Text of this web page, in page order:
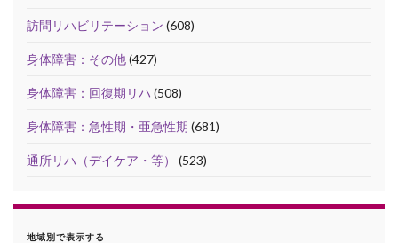
訪問リハビリテーション (608)
身体障害：その他(427)
身体障害：回復期リハ (508)
身体障害：急性期・亜急性期 (681)
通所リハ（デイケア・等） (523)
地域別で表示する